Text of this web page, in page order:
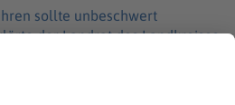
sollte unbeschwert
der Landrat des Landkreises
nach dem Vorfall.
unfassbare Tragödie eine
werden kann», so der